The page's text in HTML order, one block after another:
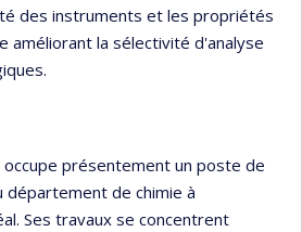
des instruments et les propriétés
améliorant la sélectivité d'analyse
occupe présentement un poste de
de chimie à
Ses travaux se concentrent